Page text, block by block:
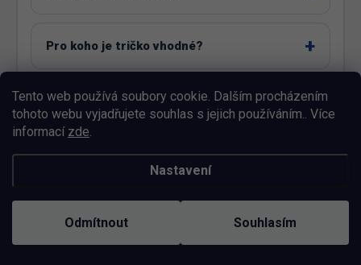
Tento web používá soubory cookie. Dalším procházením
tohoto webu vyjadřujete souhlas s jejich používáním.. Více
informací zde.
Nastavení
Odmítnout Souhlasím
Pro koho je tričko vhodné?
Je motiv vhodný jako univerzální dárek?
Jaké velikosti lze objednat?